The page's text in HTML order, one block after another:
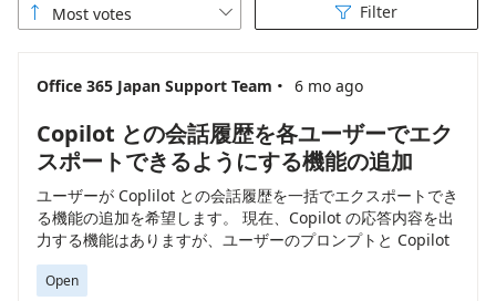
 Most votes   Filter
Office 365 Japan Support Team · 6 mo ago
Copilot との会話履歴を各ユーザーでエク
スポートできるようにする機能の追加
ユーザーが Coplilot との会話履歴を一括でエクスポートでき
る機能の追加を希望します。 現在、Copilot の応答内容を出
力する機能はありますが、ユーザーのプロンプトと Copilot
の応答も含めてすべて出力できるようにしたいです。
Open